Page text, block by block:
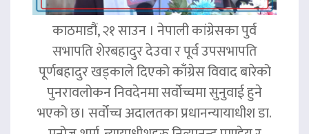
काठमाडौं, २१ साउन । नेपाली कांग्रेसका पुर्व
सभापति शेरबहादुर देउवा र पूर्व उपसभापति
पूर्णबहादुर खड्काले दिएको काँग्रेस विवाद बारेको
पुनरावलोकन निवदेनमा सर्वोच्चमा सुनुवाई हुने
भएको छ। सर्वोच्च अदालतका प्रधानन्यायाधीश डा.